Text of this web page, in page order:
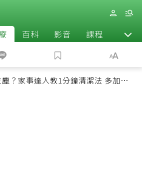
百科 影音 課程 退休
？家事達人教1分鐘清潔法 多加一